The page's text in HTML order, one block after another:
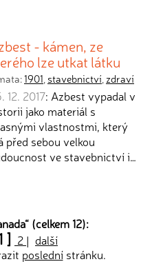
- kámen, ze
lze utkat látku
1901, stavebnictví, zdraví
12. 2017: Azbest vypadal v
jako materiál s
vlastnostmi, který
před sebou velkou
ve stavebnictví i…
“ (celkem 12):
] 2 | další
poslednístránku.